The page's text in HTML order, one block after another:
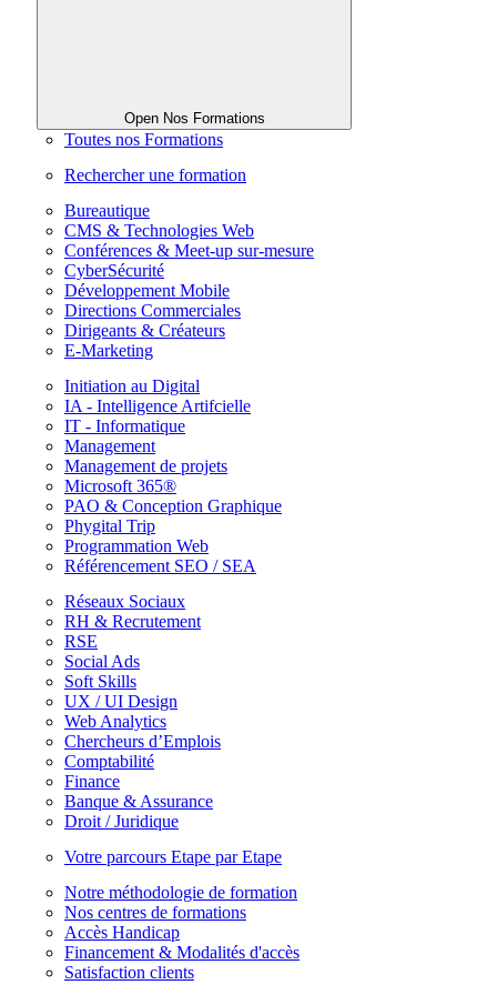
Open Nos Formations
Toutes nos Formations
Rechercher une formation
Bureautique
CMS & Technologies Web
Conférences & Meet-up sur-mesure
CyberSécurité
Développement Mobile
Directions Commerciales
Dirigeants & Créateurs
E-Marketing
Initiation au Digital
IA - Intelligence Artifcielle
IT - Informatique
Management
Management de projets
Microsoft 365®
PAO & Conception Graphique
Phygital Trip
Programmation Web
Référencement SEO / SEA
Réseaux Sociaux
RH & Recrutement
RSE
Social Ads
Soft Skills
UX / UI Design
Web Analytics
Chercheurs d’Emplois
Comptabilité
Finance
Banque & Assurance
Droit / Juridique
Votre parcours Etape par Etape
Notre méthodologie de formation
Nos centres de formations
Accès Handicap
Financement & Modalités d'accès
Satisfaction clients